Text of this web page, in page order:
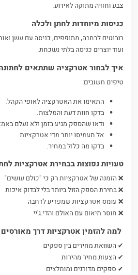
צבע וחוויה מתוקה לאירוע.
כניסות מיוחדות לחתן ולכלה
רובוטים לרחבה, מתופפים, כניסה עם עשן
ועוד יוצרים כניסה בלתי נשכחת.
איך לבחור אטרקציה שתתאים
טיפים חשובים:
התאימו את האטרקציה לאופי הקהל.
בדקו חוות דעת והמלצות.
ודאו שהספק מגיע בזמן ולא נעלם
אל תעמיסו יותר מדי אטרקציות.
בדקו מה כלול במחיר.
טעויות נפוצות בבחירת אטרקציות
❌ הזמנה של אטרקציות רק כי "כולם עושים"
❌ בחירת הספק הזול ביותר בלי לבדוק איכות
❌ עומס אטרקציות שמפריע לרחבה
❌ חוסר תיאום עם האולם והדי.ג'יי
למה להזמין אטרקציות דרך
✔ השוואת מחירים בין ספקים
✔ הצעות מחיר מהירות
✔ ספקים מדורגים ומומלצים